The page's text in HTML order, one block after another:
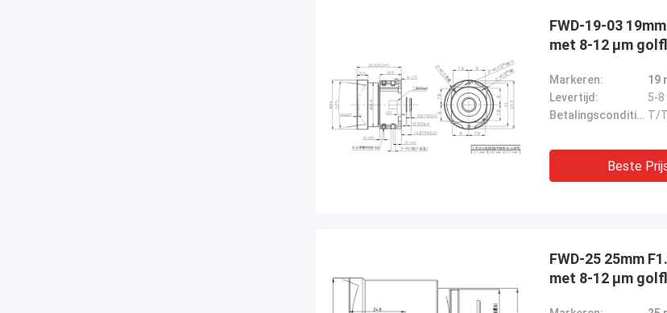
FWD-19-03
met 8-12 μm
Markeren: 19
Levertijd:
5-
Betalingscondities: T/T
Beste
FWD-25 25mm
met 8-12 μm